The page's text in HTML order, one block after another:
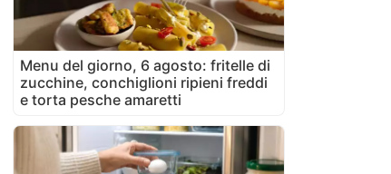
Menu del giorno, 6 agosto: fritelle di
zucchine, conchiglioni ripieni freddi
e torta pesche amaretti